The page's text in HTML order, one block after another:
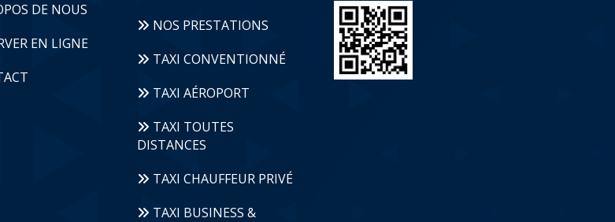
DE NOUS
EN LIGNE
NOS PRESTATIONS
TAXI CONVENTIONNÉ
TAXI AÉROPORT
TAXI TOUTES
DISTANCES
TAXI CHAUFFEUR PRIVÉ
TAXI BUSINESS &